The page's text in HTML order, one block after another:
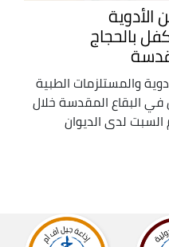
من الأدوية
بالحجاج
من الأدوية والمستلزمات الطبية
في البقاع المقدسة خلال
لدى الديوان